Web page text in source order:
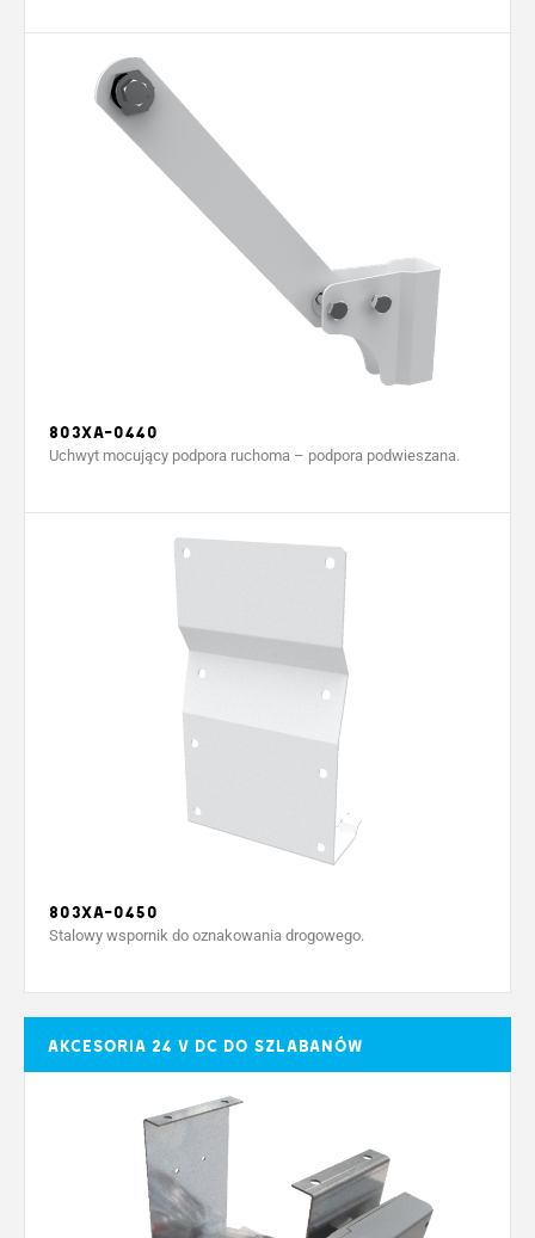
803XA-0440
Uchwyt mocujący podpora ruchoma – podpora podwieszana.
803XA-0450
Stalowy wspornik do oznakowania drogowego.
Akcesoria 24 V DC do szlabanów